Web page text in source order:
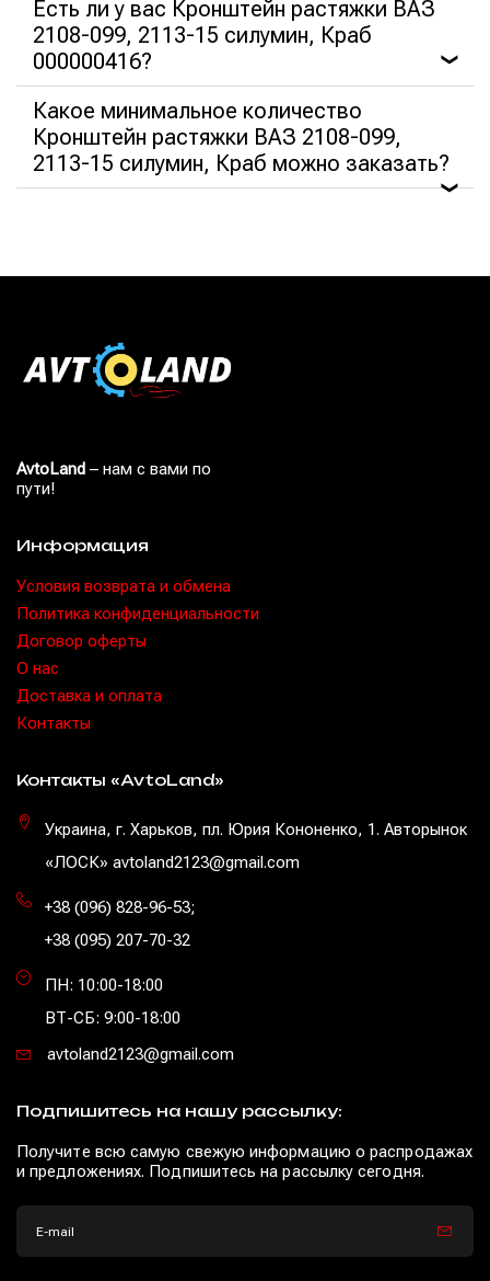
Есть ли у вас Кронштейн растяжки ВАЗ
2108-099, 2113-15 силумин, Краб
000000416?
❯
Какое минимальное количество
Кронштейн растяжки ВАЗ 2108-099,
2113-15 силумин, Краб можно заказать?
❯
AvtoLand – нам с вами по
пути!
Информация
Условия возврата и обмена
Политика конфиденциальности
Договор оферты
O нас
Доставка и оплата
Контакты
Контакты «AvtoLand»
Украина, г. Харьков, пл. Юрия Кононенко, 1. Авторынок
«ЛОСК» avtoland2123@gmail.com
+38 (096) 828-96-53;
+38 (095) 207-70-32
ПН: 10:00-18:00
ВТ-СБ: 9:00-18:00
avtoland2123@gmail.com
Подпишитесь на нашу рассылку:
Получите всю самую свежую информацию о распродажах
и предложениях. Подпишитесь на рассылку сегодня.